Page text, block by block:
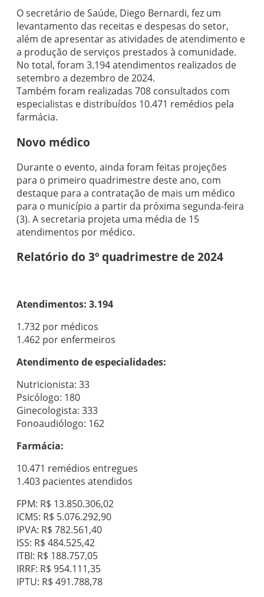
O secretário de Saúde, Diego Bernardi, fez um
levantamento das receitas e despesas do setor,
além de apresentar as atividades de atendimento e
a produção de serviços prestados à comunidade.
No total, foram 3.194 atendimentos realizados de
setembro a dezembro de 2024.
Também foram realizadas 708 consultados com
especialistas e distribuídos 10.471 remédios pela
farmácia.
Novo médico
Durante o evento, ainda foram feitas projeções
para o primeiro quadrimestre deste ano, com
destaque para a contratação de mais um médico
para o município a partir da próxima segunda-feira
(3). A secretaria projeta uma média de 15
atendimentos por médico.
Relatório do 3º quadrimestre de 2024
Atendimentos: 3.194
1.732 por médicos
1.462 por enfermeiros
Atendimento de especialidades:
Nutricionista: 33
Psicólogo: 180
Ginecologista: 333
Fonoaudiólogo: 162
Farmácia:
10.471 remédios entregues
1.403 pacientes atendidos
FPM: R$ 13.850.306,02
ICMS: R$ 5.076.292,90
IPVA: R$ 782.561,40
ISS: R$ 484.525,42
ITBI: R$ 188.757,05
IRRF: R$ 954.111,35
IPTU: R$ 491.788,78